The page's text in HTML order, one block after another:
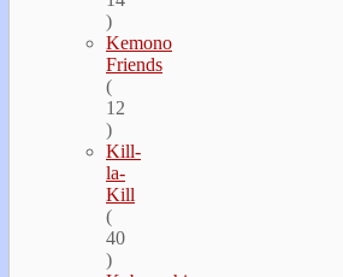
)
Kemono
Friends
(
12
)
Kill-
la-
Kill
(
40
)